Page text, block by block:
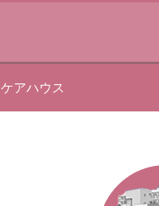
ケアハウス